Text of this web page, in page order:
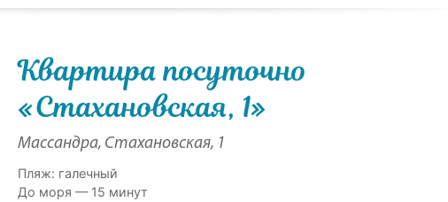
Квартира посуточно
«Стахановская, 1»
Массандра, Стахановская, 1
Пляж: галечный
До моря — 15 минут